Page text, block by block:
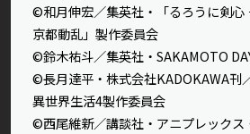
©和月伸宏／集英社・「るろうに剣心
京都動乱」製作委員会
©鈴木祐斗／集英社・SAKAMOTO
©長月達平・株式会社KADOKAWA刊
異世界生活4製作委員会
©西尾維新／講談社・アニプレックス